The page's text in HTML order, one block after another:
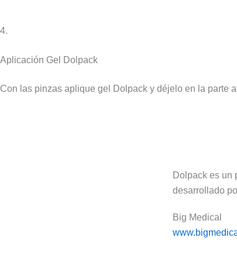
4.
Aplicación Gel Dolpack
Con las pinzas aplique gel Dolpack y déjelo en la parte
Dolpack es un
desarrollado
Big Medical